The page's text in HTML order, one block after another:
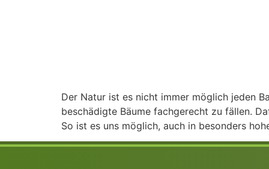
Der Natur ist es nicht immer möglich jeden
beschädigte Bäume fachgerecht zu fällen.
So ist es uns möglich, auch in besonders